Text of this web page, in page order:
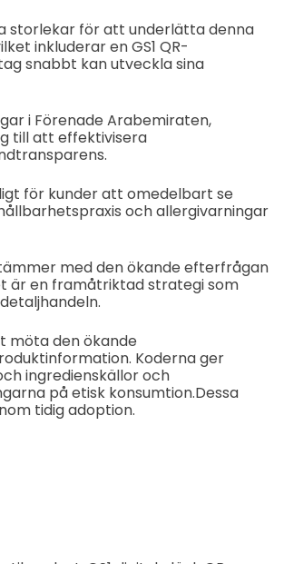
storlekar för att underlätta denna
inkluderar en GS1 QR-
snabbt kan utveckla sina
i Förenade Arabemiraten,
till att effektivisera
för kunder att omedelbart se
och allergivarningar
med den ökande efterfrågan
är en framåtriktad strategi som
möta den ökande
Koderna ger
ingredienskällor och
på etisk konsumtion.Dessa
tidig adoption.